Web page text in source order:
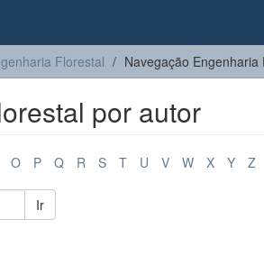
Florestal Navegação
por autor
O P Q R S T U V W X Y Z
Ir